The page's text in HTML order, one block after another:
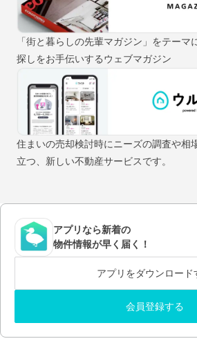
「街と暮らしの先輩マガジン」をテーマ
探しをお手伝いするウェブマガジン
住まいの売却検討時にニーズの調査や相
立つ、新しい不動産サービスです。
アプリなら新着の
物件情報が早く届く！
アプリをダウンロード
会員登録する